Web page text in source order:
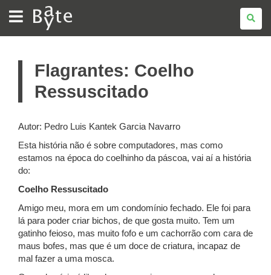
BATE
BYTE
Flagrantes: Coelho
Ressuscitado
Autor: Pedro Luis Kantek Garcia Navarro
Esta história não é sobre computadores, mas como
estamos na época do coelhinho da páscoa, vai aí a história
do:
Coelho Ressuscitado
Amigo meu, mora em um condomínio fechado. Ele foi para
lá para poder criar bichos, de que gosta muito. Tem um
gatinho feioso, mas muito fofo e um cachorrão com cara de
maus bofes, mas que é um doce de criatura, incapaz de
mal fazer a uma mosca.